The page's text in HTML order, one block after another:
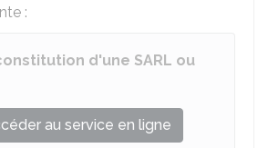
:
d'une SARL ou
au service en ligne